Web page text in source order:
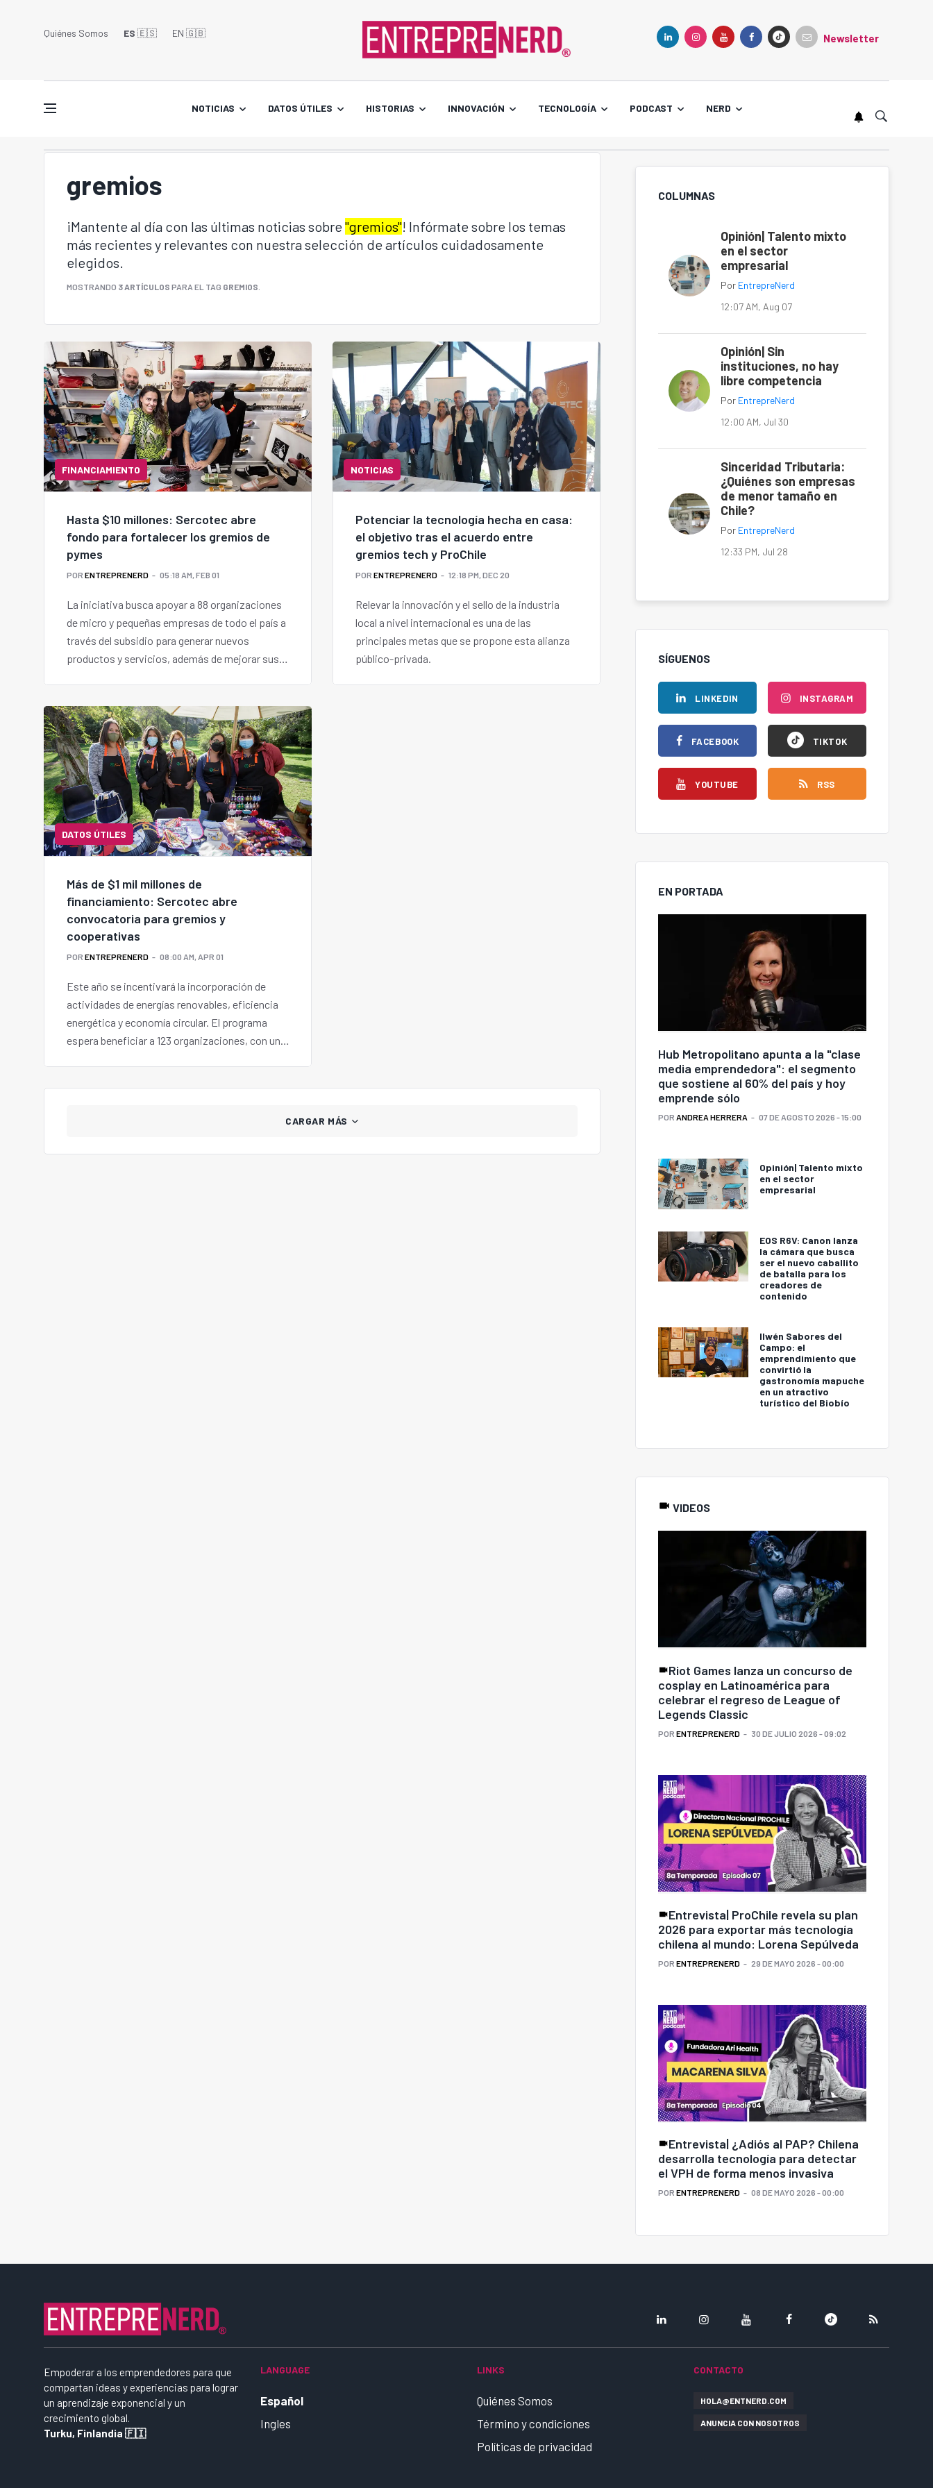
Quiénes Somos ES 🇪🇸 EN 🇬🇧󠁢󠁥󠁮󠁧󠁿 Newsletter
NOTICIAS DATOS ÚTILES HISTORIAS INNOVACIÓN TECNOLOGÍA PODCAST NERD
gremios
¡Mantente al día con las últimas noticias sobre "gremios"! Infórmate sobre los temas
más recientes y relevantes con nuestra selección de artículos cuidadosamente
elegidos.
MOSTRANDO 3 ARTÍCULOS PARA EL TAG GREMIOS
FINANCIAMIENTO
Hasta $10 millones: Sercotec abre
fondo para fortalecer los gremios de
pymes
POR ENTREPRENERD 05:18 AM, FEB 01
La iniciativa busca apoyar a 88 organizaciones
de micro y pequeñas empresas de todo el país a
través del subsidio para generar nuevos
productos y servicios, además de mejorar sus
NOTICIAS
Potenciar la tecnología hecha en casa:
el objetivo tras el acuerdo entre
gremios tech y ProChile
POR ENTREPRENERD 12:18 PM, DEC 20
Relevar la innovación y el sello de la industria
local a nivel internacional es una de las
principales metas que se propone esta alianza
público-privada.
DATOS ÚTILES
Más de $1 mil millones de
financiamiento: Sercotec abre
convocatoria para gremios y
cooperativas
POR ENTREPRENERD 08:00 AM, APR 01
Este año se incentivará la incorporación de
actividades de energías renovables, eficiencia
energética y economía circular. El programa
espera beneficiar a 123 organizaciones, con un
CARGAR MÁS
COLUMNAS
Opinión| Talento mixto
en el sector
empresarial
Por EntrepreNerd
12:07 AM, Aug 07
Opinión| Sin
instituciones, no hay
libre competencia
Por EntrepreNerd
12:00 AM, Jul 30
Sinceridad Tributaria:
¿Quiénes son empresas
de menor tamaño en
Chile?
Por EntrepreNerd
12:33 PM, Jul 28
SÍGUENOS
LINKEDIN
FACEBOOK
YOUTUBE
INSTAGRAM
TIKTOK
RSS
EN PORTADA
Hub Metropolitano apunta a la "clase
media emprendedora": el segmento
que sostiene al 60% del país y hoy
emprende sólo
POR ANDREA HERRERA 07 DE AGOSTO 2026 - 15:00
Opinión| Talento mixto
en el sector
empresarial
EOS R6V: Canon lanza
la cámara que busca
ser el nuevo caballito
de batalla para los
creadores de
contenido
Ilwén Sabores del
Campo: el
emprendimiento que
convirtió la
gastronomía mapuche
en un atractivo
turístico del Biobío
VIDEOS
Riot Games lanza un concurso de
cosplay en Latinoamérica para
celebrar el regreso de League of
Legends Classic
POR ENTREPRENERD 30 DE JULIO 2026 - 09:02
Entrevista| ProChile revela su plan
2026 para exportar más tecnología
chilena al mundo: Lorena Sepúlveda
POR ENTREPRENERD 29 DE MAYO 2026 - 00:00
Entrevista| ¿Adiós al PAP? Chilena
desarrolla tecnología para detectar
el VPH de forma menos invasiva
POR ENTREPRENERD 08 DE MAYO 2026 - 00:00
Empoderar a los emprendedores para que
compartan ideas y experiencias para lograr
un aprendizaje exponencial y un
crecimiento global.
Turku, Finlandia 🇫🇮
LANGUAGE
Español
Ingles
LINKS
Quiénes Somos
Término y condiciones
Políticas de privacidad
CONTACTO
HOLA@ENTNERD.COM
ANUNCIA CON NOSOTROS